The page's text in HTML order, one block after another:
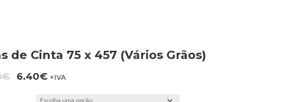
de Cinta 75 x 457 (Vários Grãos)
€
O
original
6.40€O
atual
+IVA